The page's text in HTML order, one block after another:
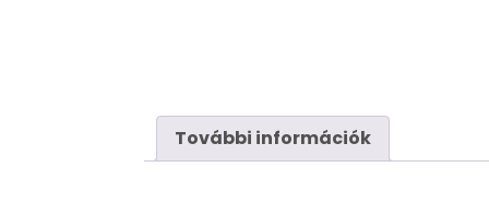
További információk